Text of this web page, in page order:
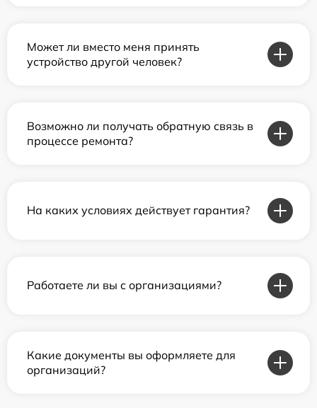
Может ли вместо меня принять
устройство другой человек?
Возможно ли получать обратную связь в
процессе ремонта?
На каких условиях действует гарантия?
Работаете ли вы с организациями?
Какие документы вы оформляете для
организаций?